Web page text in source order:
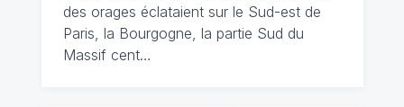
des orages éclataient sur le Sud-est de
Paris, la Bourgogne, la partie Sud du
Massif cent…